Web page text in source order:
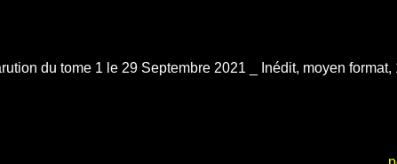
du tome 1 le 29 Septembre 2021 _ Inédit, moyen format,